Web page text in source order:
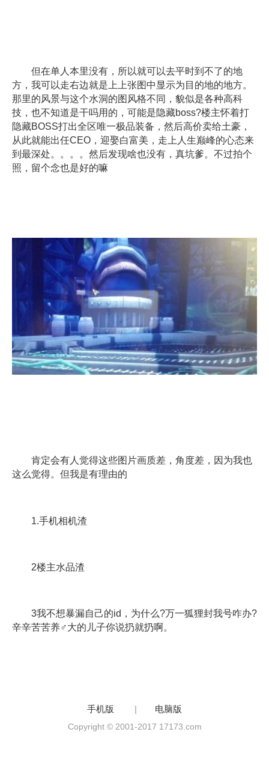
但在单人本里没有，所以就可以去平时到不了的地
方，我可以走右边就是上上张图中显示为目的地的地方。
那里的风景与这个水洞的图风格不同，貌似是各种高科
技，也不知道是干吗用的，可能是隐藏boss?楼主怀着打
隐藏BOSS打出全区唯一极品装备，然后高价卖给土豪，
从此就能出任CEO，迎娶白富美，走上人生巅峰的心态来
到最深处。。。。然后发现啥也没有，真坑爹。不过拍个
照，留个念也是好的嘛
肯定会有人觉得这些图片画质差，角度差，因为我也
这么觉得。但我是有理由的
1.手机相机渣
2楼主水品渣
3我不想暴漏自己的id，为什么?万一狐狸封我号咋办?
辛辛苦苦养♂大的儿子你说扔就扔啊。
手机版 | 电脑版
Copyright © 2001-2017 17173.com